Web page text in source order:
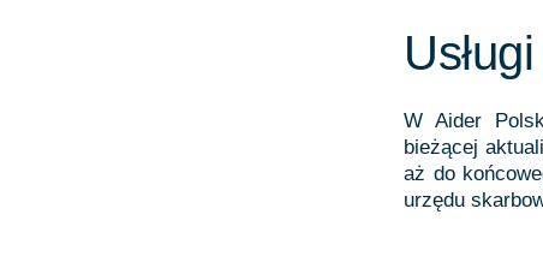
W Aider
bieżącej
aż do
urzędu